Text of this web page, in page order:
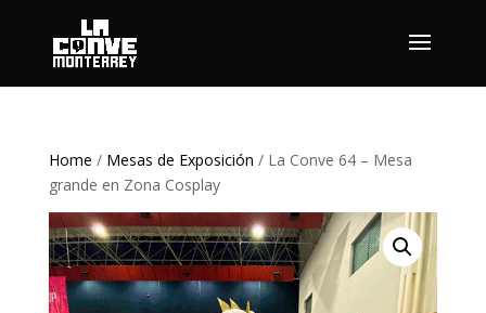
Home / Mesas de Exposición / La Conve 64 – Mesa
grande en Zona Cosplay